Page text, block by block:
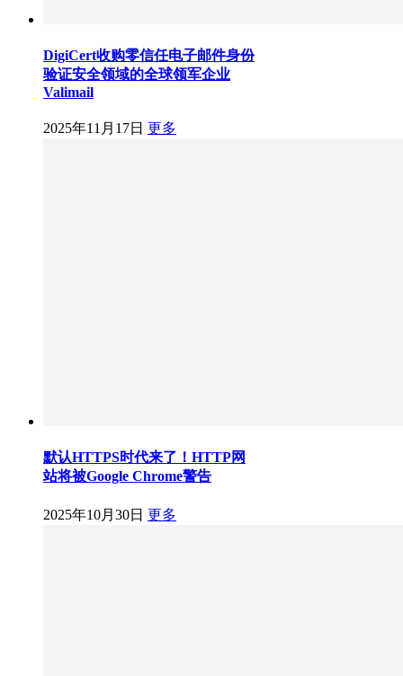
DigiCert收购零信任电子邮件身份
验证安全领域的全球领军企业
Valimail
2025年11月17日 更多
默认HTTPS时代来了！HTTP网
站将被Google Chrome警告
2025年10月30日 更多